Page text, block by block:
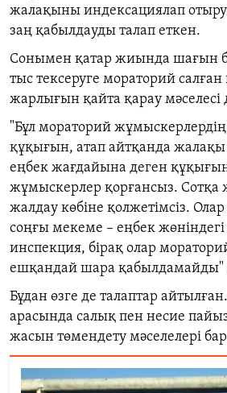
жалақыны индексациялап
заң қабылдауды талап еткен.
Сонымен қатар жиында шағын
тыс тексеруге мораторий
жарлығын қайта қарау мәселесі
"Бұл мораторий
құқығын, атап айтқанда
еңбек жағдайына деген
жұмыскерлер қорғансыз. Сотқа
жалдау көбіне қолжетімсіз.
соңғы мекеме – еңбек
инспекция, бірақ олар
ешқандай шара қабылдамайды"
Бұдан өзге де талаптар
арасында салық пен несие
жасын төмендету мәселелері